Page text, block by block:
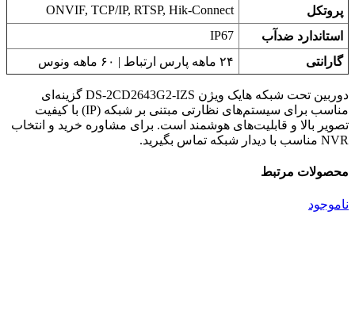
پروتکل
ONVIF, TCP/IP, RTSP, Hik-Connect
استاندارد ضدآب
IP67
گارانتی
۲۴ ماهه پارس ارتباط | ۶۰ ماهه ونوس
دوربین تحت شبکه هایک ویژن DS-2CD2643G2-IZS گزینه‌ای
مناسب برای سیستم‌های نظارتی مبتنی بر شبکه (IP) با کیفیت
تصویر بالا و قابلیت‌های هوشمند است. برای مشاوره خرید و انتخاب
NVR مناسب با دیدار شبکه تماس بگیرید.
محصولات مرتبط
ناموجود